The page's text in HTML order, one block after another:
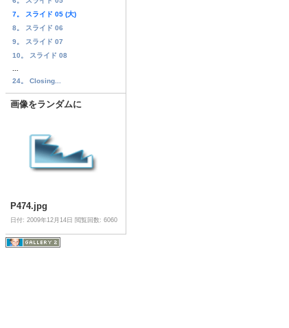
7。 スライド 05 (大)
8。 スライド 06
9。 スライド 07
10。 スライド 08
24。 Closing...
画像をランダムに
P474.jpg
日付: 2009年12月14日 閲覧回数: 6060